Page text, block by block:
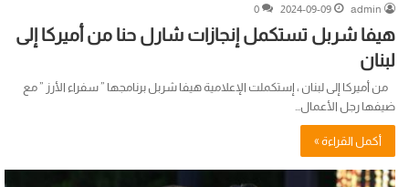
admin
2024-09-09
0
هيفا شربل تستكمل إنجازات شارل حنا من أميركا إلى
لبنان
من أميركا إلى لبنان ، إستكملت الإعلامية هيفا شربل برنامجها ” سفراء الأرز ” مع
ضيفها رجل الأعمال…
أكمل القراءة »